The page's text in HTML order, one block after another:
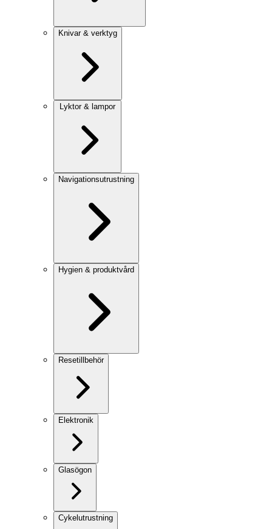
Knivar & verktyg
Lyktor & lampor
Navigationsutrustning
Hygien & produktvård
Resetillbehör
Elektronik
Glasögon
Cykelutrustning